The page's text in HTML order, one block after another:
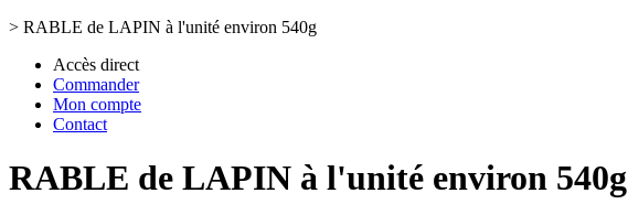
> RABLE de LAPIN à l'unité environ 540g
Accès direct
Commander
Mon compte
Contact
RABLE de LAPIN à l'unité environ 540g